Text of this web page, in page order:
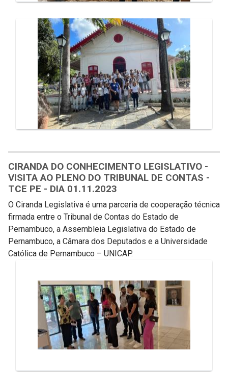
CIRANDA DO CONHECIMENTO LEGISLATIVO -
VISITA AO PLENO DO TRIBUNAL DE CONTAS -
TCE PE - DIA 01.11.2023
O Ciranda Legislativa é uma parceria de cooperação técnica
firmada entre o Tribunal de Contas do Estado de
Pernambuco, a Assembleia Legislativa do Estado de
Pernambuco, a Câmara dos Deputados e a Universidade
Católica de Pernambuco – UNICAP.